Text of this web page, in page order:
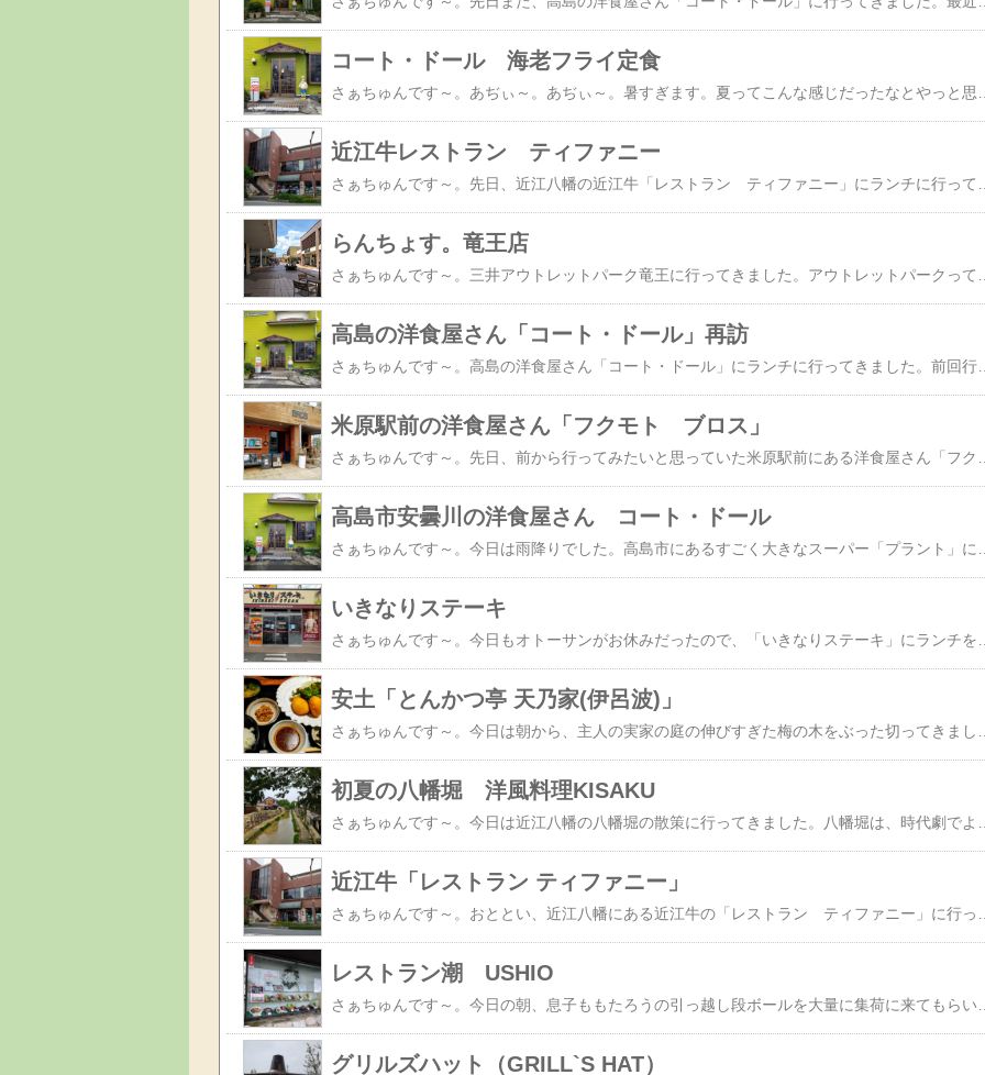
コート・ドール 海老フライ定食
近江牛レストラン ティファニー
らんちょす。竜王店
高島の洋食屋さん「コート・ドール」再訪
さぁちゅんです～。高島の洋食屋さん「コート・ドール」にランチに行ってきました。前回行ったのが初めてだったのですが、予想以上のおいしさに、もう一回食べたい～！となったのです。黄緑色の建物は目立ちます。年配の寡黙なご夫婦がされているお店で、古くからある町の洋食屋さんさんという感じです。すごく庶民的な内装で、小上がりがあるのも洋食屋さんらしくありません。定食屋さんみたいです。こんな感じなのですが、出てくるお料理は本格的洋食です。店頭には、マスクとメガネのコックさんのお人形。「Bランチ」1,100円 チキンソテーとミンチカツ。食後のコーヒー付きです。迷ったけど、前回と同じものを食べました。ミンチカツ、やはりおいしいです～～！付け合わせのスパゲティもとてもおいしいし、サラダもとてもおいしい。炊き立てご飯に福神漬けというのがまた絶妙なんですよね！またぜひ行きたいお店です。「コート・ドール」TEL 0740-32-2268住所 滋賀県高島市安曇川町西万木1121-2営業時間 ランチ 11:00～15:00 ディナー 16:30～21:00定休日水曜日
米原駅前の洋食屋さん「フクモト ブロス」
高島市安曇川の洋食屋さん コート・ドール
いきなりステーキ
安土「とんかつ亭 天乃家(伊呂波)」
初夏の八幡堀 洋風料理KISAKU
近江牛「レストラン ティファニー」
レストラン潮 USHIO
グリルズハット（GRILL`S HAT）